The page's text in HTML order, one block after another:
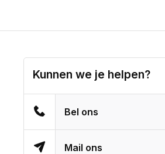
Kunnen we je helpen?
Bel ons
Mail ons